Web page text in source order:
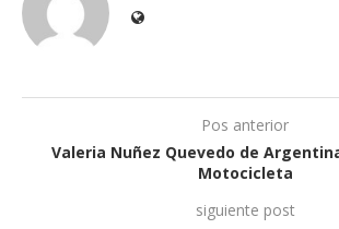
Pos anterior
Valeria Nuñez Quevedo de
Motocicleta
siguiente post